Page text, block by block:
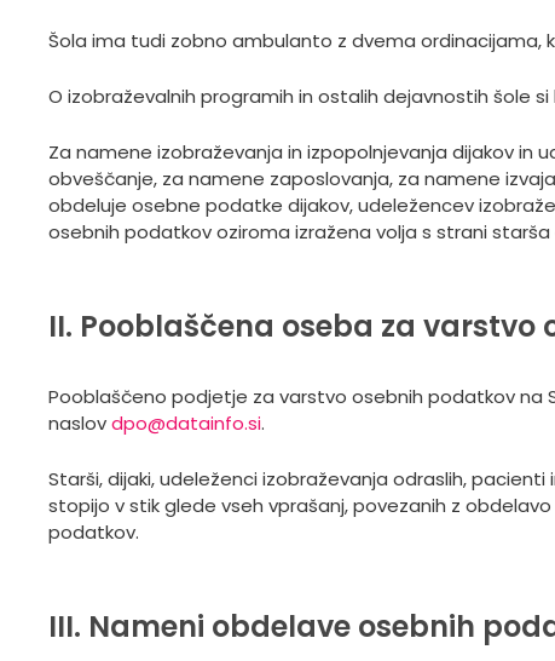
Šola ima tudi zobno ambulanto z dvema ordinacijama,
O izobraževalnih programih in ostalih dejavnostih šole
Za namene izobraževanja in izpopolnjevanja dijakov in
obveščanje, za namene zaposlovanja, za namene
obdeluje osebne podatke dijakov, udeležencev
osebnih podatkov oziroma izražena volja s strani
II. Pooblaščena oseba za varstvo
Pooblaščeno podjetje za varstvo osebnih podatkov na
naslovdpo@datainfo.si.
Starši, dijaki, udeleženci izobraževanja odraslih,
stopijo v stik glede vseh vprašanj, povezanih z
podatkov.
III. Nameni obdelave osebnih